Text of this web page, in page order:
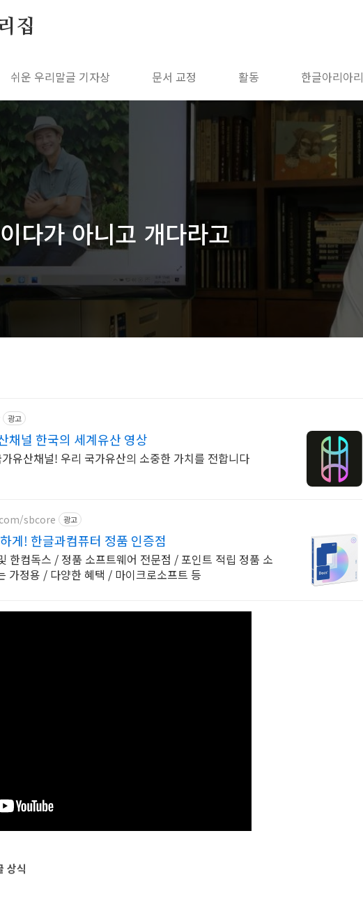
집
쉬운 우리말글 기자상 문서 교정 활동 한글아리아리
다가 아니고 개다라고
광고
채널 한국의 세계유산 영상
유산채널! 우리 국가유산의 소중한 가치를 전합니다
sbcore 광고
게! 한글과컴퓨터 정품 인증점
한컴독스 / 정품 소프트웨어 전문점 / 포인트 적립 정품 소
가정용 / 다양한 혜택 / 마이크로소프트 등
상식